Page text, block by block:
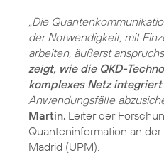
„Die
der Notwendigkeit, mit
arbeiten, äußerst
zeigt, wie die QKD-
komplexes Netz
Anwendungsfälle
Martin, Leiter der
Quanteninformation an
Madrid (UPM).